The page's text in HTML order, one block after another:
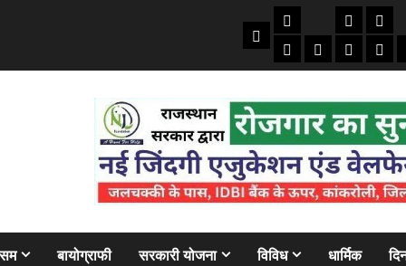
Home
तकनीकी
ऑटो
मोबाइल
क्राइम/
अजबबैंक
बायोग्राफी सरकारी योजना विविध धार्मिक